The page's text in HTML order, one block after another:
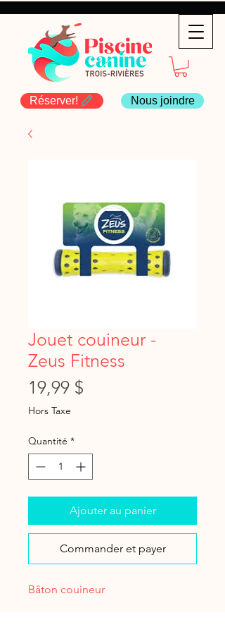
Nous joindre
Réserver!
Jouet couineur -
Zeus Fitness
19,99 $
Hors Taxe
Quantité *
Ajouter au panier
Commander et payer
Bâton couineur